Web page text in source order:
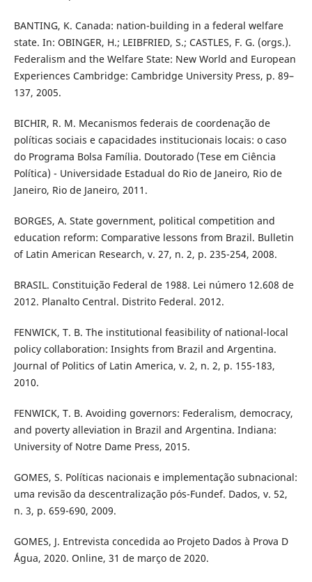
BANTING, K. Canada: nation-building in a federal welfare
state. In: OBINGER, H.; LEIBFRIED, S.; CASTLES, F. G. (orgs.).
Federalism and the Welfare State: New World and European
Experiences Cambridge: Cambridge University Press, p. 89–
137, 2005.
BICHIR, R. M. Mecanismos federais de coordenação de
políticas sociais e capacidades institucionais locais: o caso
do Programa Bolsa Família. Doutorado (Tese em Ciência
Política) - Universidade Estadual do Rio de Janeiro, Rio de
Janeiro, Rio de Janeiro, 2011.
BORGES, A. State government, political competition and
education reform: Comparative lessons from Brazil. Bulletin
of Latin American Research, v. 27, n. 2, p. 235-254, 2008.
BRASIL. Constituição Federal de 1988. Lei número 12.608 de
2012. Planalto Central. Distrito Federal. 2012.
FENWICK, T. B. The institutional feasibility of national-local
policy collaboration: Insights from Brazil and Argentina.
Journal of Politics of Latin America, v. 2, n. 2, p. 155-183,
2010.
FENWICK, T. B. Avoiding governors: Federalism, democracy,
and poverty alleviation in Brazil and Argentina. Indiana:
University of Notre Dame Press, 2015.
GOMES, S. Políticas nacionais e implementação subnacional:
uma revisão da descentralização pós-Fundef. Dados, v. 52,
n. 3, p. 659-690, 2009.
GOMES, J. Entrevista concedida ao Projeto Dados à Prova D
´Água, 2020. Online, 31 de março de 2020.